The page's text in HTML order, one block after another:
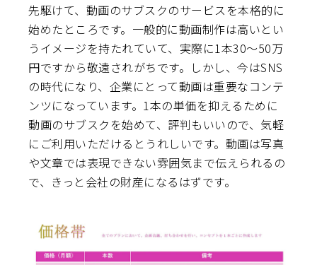
先駆けて、動画のサブスクのサービスを本格的に
始めたところです。一般的に動画制作は高いとい
うイメージを持たれていて、実際に1本30～50万
円ですから敬遠されがちです。しかし、今はSNS
の時代になり、企業にとって動画は重要なコンテ
ンツになっています。1本の単価を抑えるために
動画のサブスクを始めて、評判もいいので、気軽
にご利用いただけるとうれしいです。動画は写真
や文章では表現できない雰囲気まで伝えられるの
で、きっと会社の財産になるはずです。